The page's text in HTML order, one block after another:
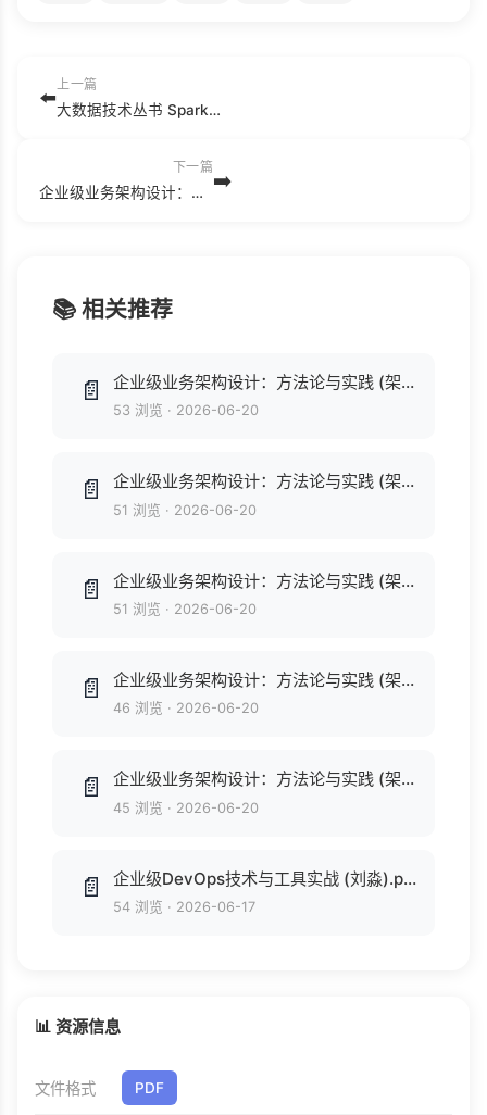
⬅️
上一篇
大数据技术丛书 Spark与Hadoop大数据分析 (（美）文卡特·安卡姆著；吴今朝译) .pdf
下一篇
企业级业务架构设计：方法论与实践 (架构师书库) (付晓岩).epub ➡️
📚 相关推荐
📄 企业级业务架构设计：方法论与实践 (架构师书库) (付晓岩).epub
53 浏览 · 2026-06-20
📄 企业级业务架构设计：方法论与实践 (架构师书库) (付晓岩) .mobi
51 浏览 · 2026-06-20
📄 企业级业务架构设计：方法论与实践 (架构师书库) (付晓岩) .mobi
51 浏览 · 2026-06-20
📄 企业级业务架构设计：方法论与实践 (架构师书库) (付晓岩).pdf
46 浏览 · 2026-06-20
📄 企业级业务架构设计：方法论与实践 (架构师书库) (付晓岩).epub
45 浏览 · 2026-06-20
📄 企业级DevOps技术与工具实战 (刘淼).pdf
54 浏览 · 2026-06-17
📊 资源信息
文件格式 PDF